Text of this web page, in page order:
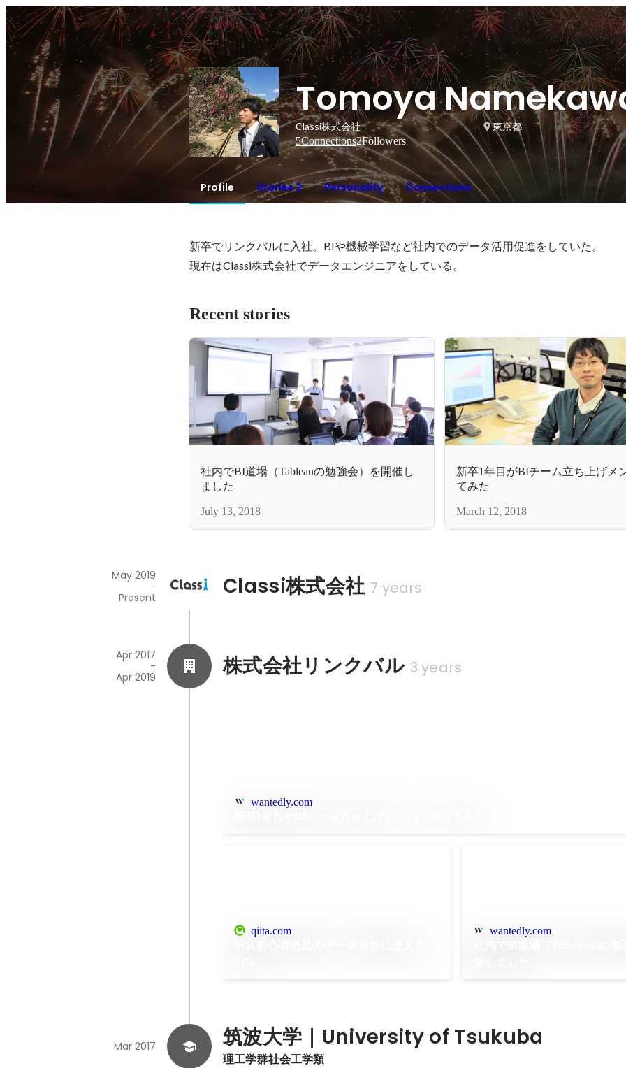
Tomoya
Classi株式会社
東京都
5Connections2Followers
Profile Stories 2 Personality Connections
新卒でリンクバルに入社。BIや機械学習など社内でのデータ活用促進をしていた。
現在はClassi株式会社でデータエンジニアをしている。
Recent stories
社内でBI道場（Tableauの勉強会）を開催し
ました
July 13, 2018
新卒1年目がBIチーム立ち上げメ
てみた
March 12, 2018
Classi株式会社 7 years
May 2019
-
Present
株式会社リンクバル 3 years
Apr 2017
-
Apr 2019
wantedly.com
qiita.com wantedly.com
筑波大学｜University of Tsukuba
理工学群社会工学類
Mar 2017